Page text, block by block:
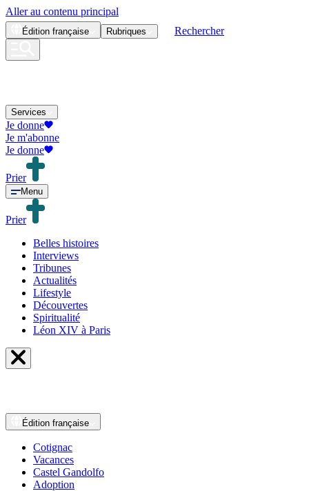
Aller au contenu principal
Édition française Rubriques Rechercher
Services
Je donne
Je m'abonne
Je donne
Prier
Menu
Prier
Belles histoires
Interviews
Tribunes
Actualités
Lifestyle
Découvertes
Spiritualité
Léon XIV à Paris
Édition française
Cotignac
Vacances
Castel Gandolfo
Adoption